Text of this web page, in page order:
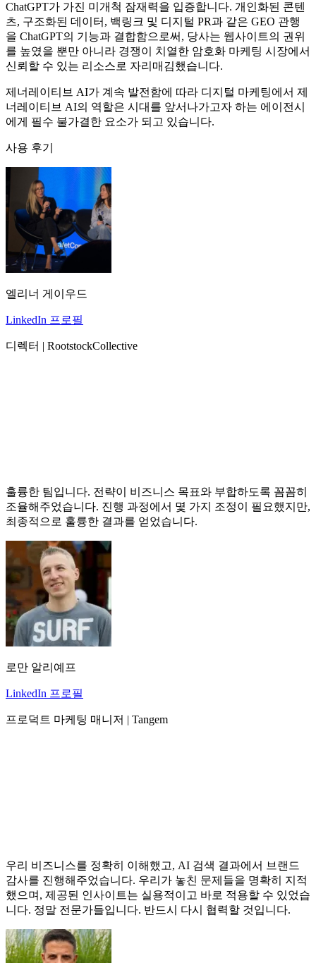
ChatGPT가 가진 미개척 잠재력을 입증합니다. 개인화된 콘텐
츠, 구조화된 데이터, 백링크 및 디지털 PR과 같은 GEO 관행
을 ChatGPT의 기능과 결합함으로써, 당사는 웹사이트의 권위
를 높였을 뿐만 아니라 경쟁이 치열한 암호화 마케팅 시장에서
신뢰할 수 있는 리소스로 자리매김했습니다.
제너레이티브 AI가 계속 발전함에 따라 디지털 마케팅에서 제
너레이티브 AI의 역할은 시대를 앞서나가고자 하는 에이전시
에게 필수 불가결한 요소가 되고 있습니다.
사용 후기
엘리너 게이우드
LinkedIn 프로필
디렉터 | RootstockCollective
훌륭한 팀입니다. 전략이 비즈니스 목표와 부합하도록 꼼꼼히
조율해주었습니다. 진행 과정에서 몇 가지 조정이 필요했지만,
최종적으로 훌륭한 결과를 얻었습니다.
로만 알리예프
LinkedIn 프로필
프로덕트 마케팅 매니저 | Tangem
우리 비즈니스를 정확히 이해했고, AI 검색 결과에서 브랜드
감사를 진행해주었습니다. 우리가 놓친 문제들을 명확히 지적
했으며, 제공된 인사이트는 실용적이고 바로 적용할 수 있었습
니다. 정말 전문가들입니다. 반드시 다시 협력할 것입니다.